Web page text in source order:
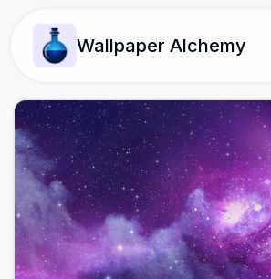
Wallpaper Alchemy